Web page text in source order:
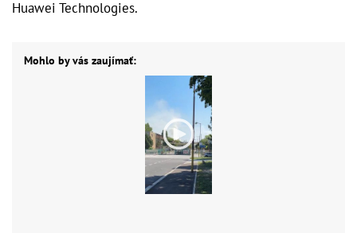
Huawei Technologies.
Mohlo by vás zaujímať: